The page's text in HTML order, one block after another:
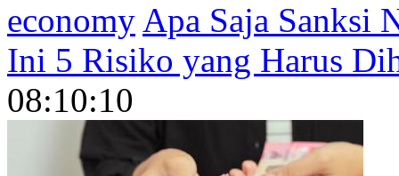
economy Apa Saja Sanksi
Ini 5 Risiko yang Harus
08:10:10